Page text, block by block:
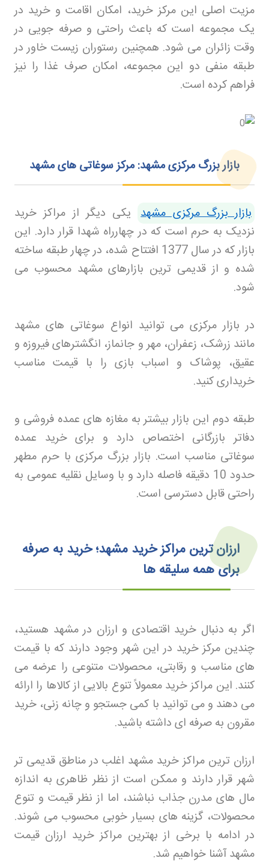
مزیت اصلی این مرکز خرید، امکان اقامت و خرید در
یک مجموعه است که باعث راحتی و صرفه جویی در
وقت زائران می شود. همچنین رستوران زیست خاور در
طبقه منفی دو این مجموعه، امکان صرف غذا را نیز
فراهم کرده است.
بازار بزرگ مرکزی مشهد: مرکز سوغاتی‌ های مشهد
بازار بزرگ مرکزی مشهد یکی دیگر از مراکز خرید
نزدیک به حرم است که در چهارراه شهدا قرار دارد. این
بازار که در سال 1377 افتتاح شده، در چهار طبقه ساخته
شده و از قدیمی ترین بازارهای مشهد محسوب می
شود.
در بازار مرکزی می توانید انواع سوغاتی های مشهد
مانند زرشک، زعفران، مهر و جانماز، انگشترهای فیروزه و
عقیق، پوشاک و اسباب بازی را با قیمت مناسب
خریداری کنید.
طبقه دوم این بازار بیشتر به مغازه های عمده فروشی و
دفاتر بازرگانی اختصاص دارد و برای خرید عمده
سوغاتی مناسب است. بازار بزرگ مرکزی با حرم مطهر
حدود 10 دقیقه فاصله دارد و با وسایل نقلیه عمومی به
راحتی قابل دسترسی است.
ارزان‌ ترین مراکز خرید مشهد؛ خرید به صرفه
برای همه سلیقه‌ ها
اگر به دنبال خرید اقتصادی و ارزان در مشهد هستید،
چندین مرکز خرید در این شهر وجود دارند که با قیمت
های مناسب و رقابتی، محصولات متنوعی را عرضه می
کنند. این مراکز خرید معمولاً تنوع بالایی از کالاها را ارائه
می دهند و می توانید با کمی جستجو و چانه زنی، خرید
مقرون به صرفه ای داشته باشید.
ارزان ترین مراکز خرید مشهد اغلب در مناطق قدیمی تر
شهر قرار دارند و ممکن است از نظر ظاهری به اندازه
مال های مدرن جذاب نباشند، اما از نظر قیمت و تنوع
محصولات، گزینه های بسیار خوبی محسوب می شوند.
در ادامه با برخی از بهترین مراکز خرید ارزان قیمت
مشهد آشنا خواهیم شد.